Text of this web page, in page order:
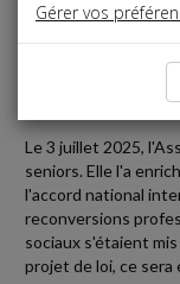
Gérer vos
L'Assemblée
seniors en y
reconversions
Le 3 juillet 2025,
seniors. Elle l'a
l'accord national
reconversions
sociaux s'étaient
projet de loi, ce sera